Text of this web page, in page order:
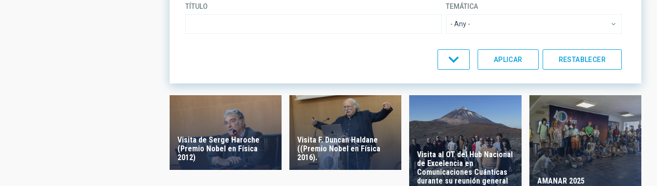
TÍTULO TEMÁTICA
- Any -
FECHA DE CREACIÓN ORDENAR POR ORDEN
Visita de Serge Haroche
(Premio Nobel en Física
2012)
Visita F. Duncan Haldane
((Premio Nobel en Física
2016).
Visita al OT del Hub Nacional
de Excelencia en
Comunicaciones Cuánticas
durante su reunión general
AMANAR 2025